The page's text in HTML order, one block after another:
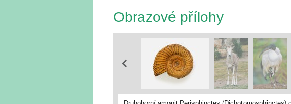
Obrazové přílohy